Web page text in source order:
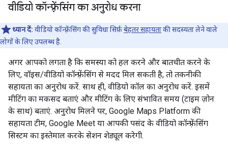
वीडियो कॉन्फ़्रेंसिंग का अनुरोध करना
ध्यान दें: वीडियो कॉन्फ़्रेंसिंग की सुविधा सिर्फ़बेहतर सहायताकी सदस्यता लेने वाले
लोगों के लिए उपलब्ध है.
अगर आपको लगता है कि समस्या को हल करने और बातचीत करने के
लिए, वॉइस/वीडियो कॉन्फ़्रेंसिंग से मदद मिल सकती है, तो तकनीकी
सहायता का अनुरोध करें. साथ ही, वीडियो कॉल का अनुरोध करें. इसमें
मीटिंग का मकसद बताएं और मीटिंग के लिए संभावित समय (टाइम ज़ोन
के साथ) बताएं. अनुरोध मिलने पर, Google Maps Platform की
सहायता टीम, Google Meet या आपकी पसंद के वीडियो कॉन्फ़्रेंसिंग
सिस्टम का इस्तेमाल करके सेशन शेड्यूल करेगी.